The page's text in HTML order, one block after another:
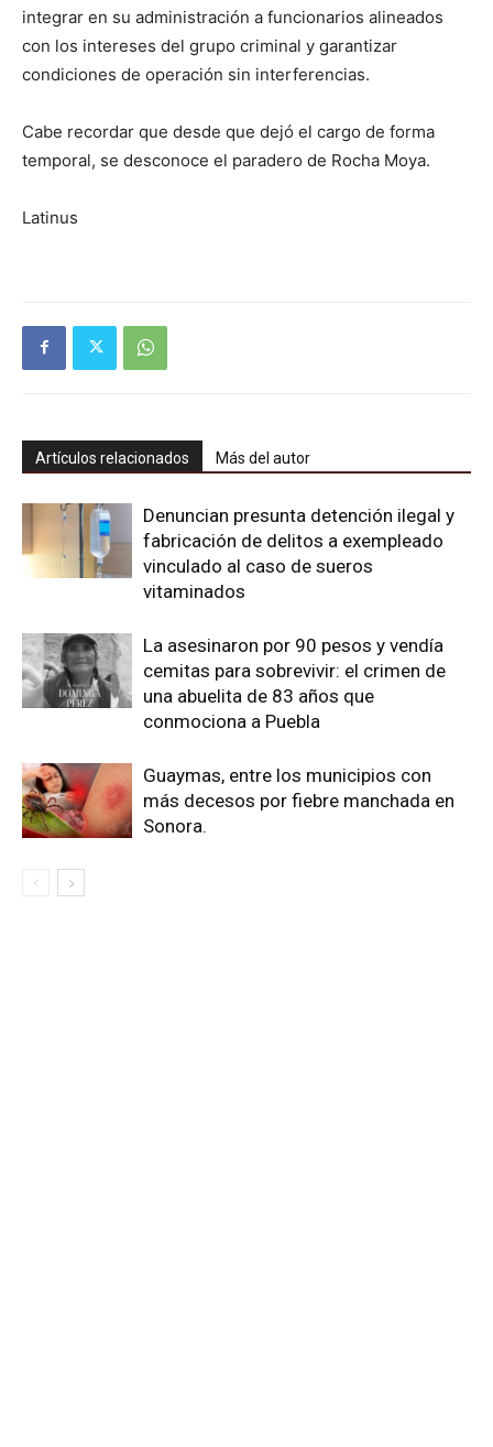
integrar en su administración a funcionarios alineados
con los intereses del grupo criminal y garantizar
condiciones de operación sin interferencias.
Cabe recordar que desde que dejó el cargo de forma
temporal, se desconoce el paradero de Rocha Moya.
Latinus
Artículos relacionados Más del autor
Denuncian presunta detención ilegal y
fabricación de delitos a exempleado
vinculado al caso de sueros
vitaminados
La asesinaron por 90 pesos y vendía
cemitas para sobrevivir: el crimen de
una abuelita de 83 años que
conmociona a Puebla
Guaymas, entre los municipios con
más decesos por fiebre manchada en
Sonora.